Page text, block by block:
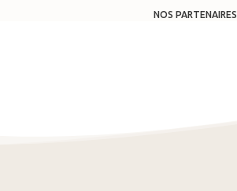
NOS PARTENAIRES